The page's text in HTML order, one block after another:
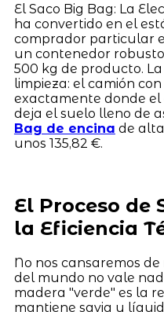
El Saco Big Bag: La
ha convertido en el
comprador particular
un contenedor
500 kg de producto.
limpieza: el camión
exactamente donde
deja el suelo lleno de
Bag de encina de
unos 135,82 €.
El Proceso de
la Eficiencia
No nos cansaremos
del mundo no vale
madera "verde" es la
mantiene savia y